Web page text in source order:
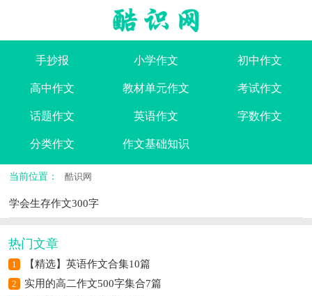
手抄报 小学作文 初中作文
高中作文 教材单元作文 考试作文
话题作文 英语作文 字数作文
分类作文 作文基础知识
当前位置： 酷识网
学会生存作文300字
热门文章
1 【精选】英语作文合集10篇
2 实用的高二作文500字集合7篇